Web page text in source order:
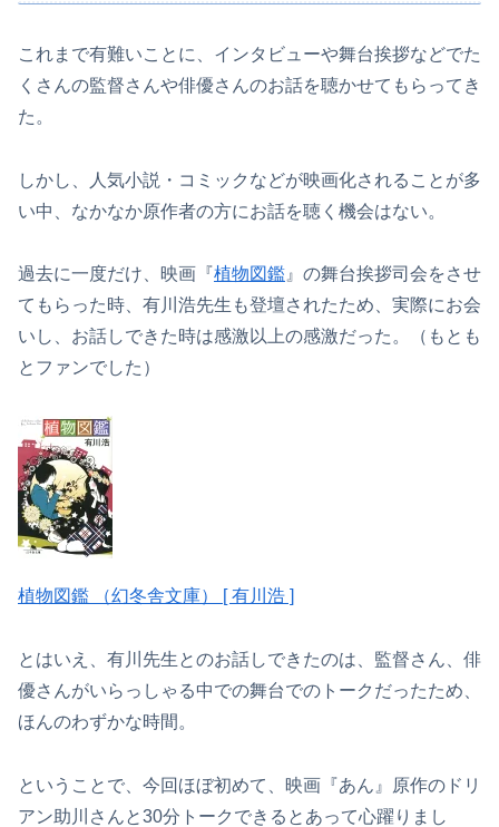
これまで有難いことに、インタビューや舞台挨拶などでた
くさんの監督さんや俳優さんのお話を聴かせてもらってき
た。
しかし、人気小説・コミックなどが映画化されることが多
い中、なかなか原作者の方にお話を聴く機会はない。
過去に一度だけ、映画『植物図鑑 』の舞台挨拶司会をさせ
てもらった時、有川浩先生も登壇されたため、実際にお会
いし、お話しできた時は感激以上の感激だった。（もとも
とファンでした）
植物図鑑 （幻冬舎文庫） [ 有川浩 ]
とはいえ、有川先生とのお話しできたのは、監督さん、俳
優さんがいらっしゃる中での舞台でのトークだったため、
ほんのわずかな時間。
ということで、今回ほぼ初めて、映画『あん』原作のドリ
アン助川さんと30分トークできるとあって心躍りまし